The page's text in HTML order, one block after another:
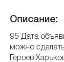
Описание:
95 Дата
можно
Героев